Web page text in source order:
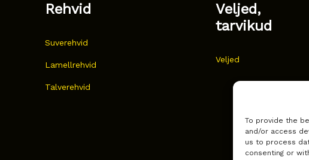
To provide the
and/or access
us to process
consenting or
Rehvid
Suverehvid
Lamellrehvid
Talverehvid
Veljed,
tarvikud
Veljed